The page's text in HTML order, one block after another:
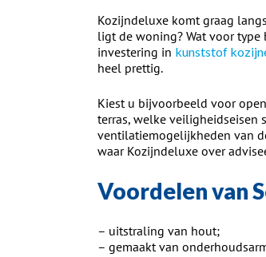
Kozijndeluxe komt graag
ligt de woning? Wat voor
investering in kunststof
heel prettig.
Kiest u bijvoorbeeld voor
terras, welke veiligheidseisen
ventilatiemogelijkheden van
waar Kozijndeluxe over
Voordelen van
– uitstraling van hout;
– gemaakt van